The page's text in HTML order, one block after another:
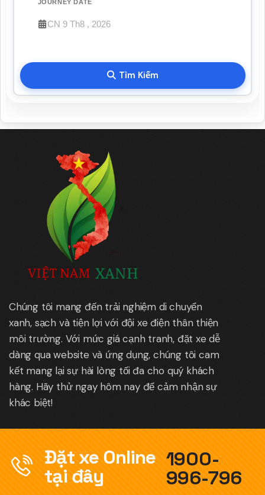
JOURNEY DATE
Tìm Kiếm
Chúng tôi mang đến trải nghiệm di chuyển
xanh, sạch và tiện lợi với đội xe điện thân thiện
môi trường. Với mức giá cạnh tranh, đặt xe dễ
dàng qua website và ứng dụng, chúng tôi cam
kết mang lại sự hài lòng tối đa cho quý khách
hàng. Hãy thử ngay hôm nay để cảm nhận sự
khác biệt!
Đặt xe Online
tại đây
1900-
996-796